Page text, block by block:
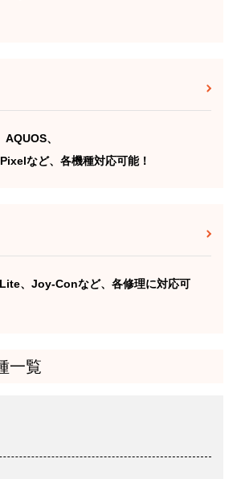
、
など、各機種対応可能！
、Joy-Conなど、各修理に対応可
一覧